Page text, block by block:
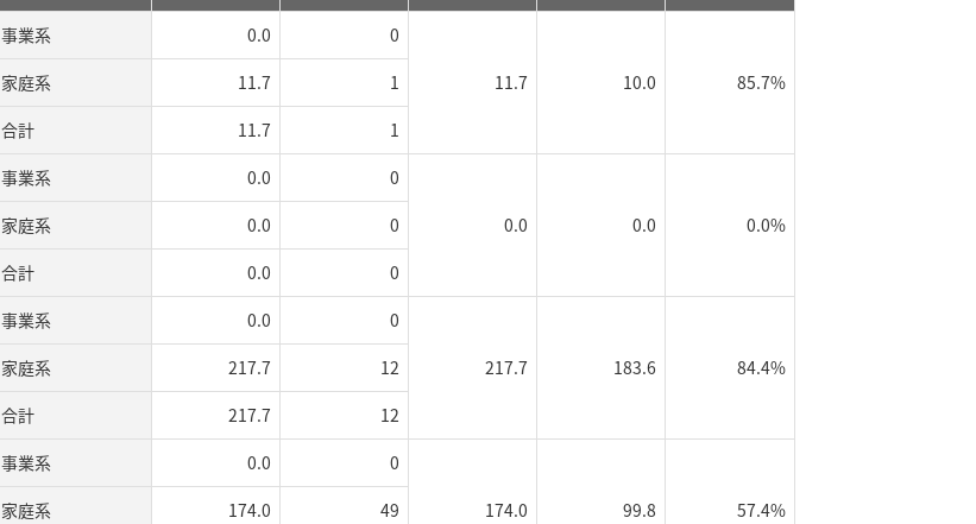
事業系 0.0
0
11.7
10.0 85.7%
家庭系 11.7
1
合計
11.7 1
事業系 0.0
0
0.0
0.0 0.0%
家庭系 0.0
0
合計
0.0 0
事業系 0.0
0
217.7
183.6 84.4%
家庭系 217.7
12
合計
217.7 12
事業系 0.0
0
174.0
99.8 57.4%
家庭系 174.0
49